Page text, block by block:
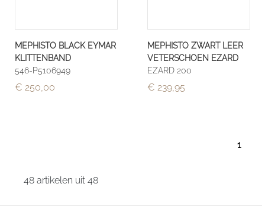
MEPHISTO BLACK EYMAR
KLITTENBAND
546-P5106949
€ 250,00
MEPHISTO ZWART LEER
VETERSCHOEN EZARD
EZARD 200
€ 239,95
1
48 artikelen uit 48